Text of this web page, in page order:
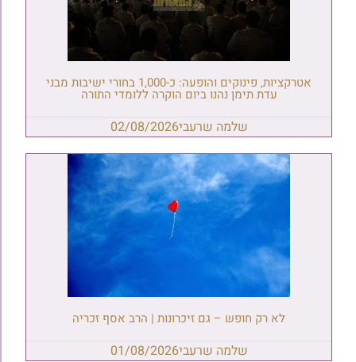
אטרקציות, פינוקים והופעה: כ-1,000 בחורי ישיבות מבני
עדת תימן נהנו ביום הוקרה ללומדי התורה
שלמה שרעבי02/08/2026
לא רק חופש – גם זיכרונות | הרב אסף זכריה
שלמה שרעבי01/08/2026